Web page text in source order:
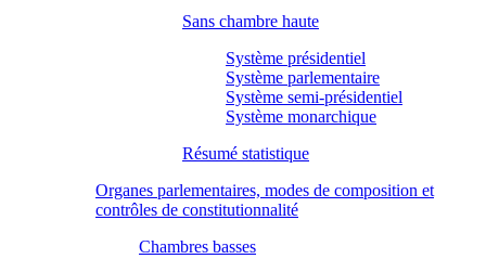
Sans chambre haute
Système présidentiel
Système parlementaire
Système semi-présidentiel
Système monarchique
Résumé statistique
Organes parlementaires, modes de composition et
contrôles de constitutionnalité
Chambres basses